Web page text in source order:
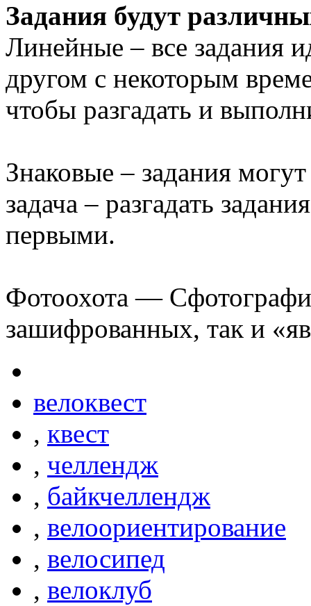
Задания будут
Линейные – все задания
другом с некоторым
чтобы разгадать и
Знаковые – задания
задача – разгадать
первыми.
Фотоохота —
зашифрованных, так и
велоквест
, квест
, челлендж
, байкчеллендж
, велоориентирование
, велосипед
, велоклуб